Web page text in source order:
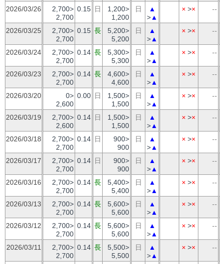
2026/03/26
2,700>
2,700
0.15 日
1,200>
1,200
日
▲
>▲
× >× --
2026/03/25
2,700>
2,700
0.15 長
5,200>
5,200
日
▲
>▲
× >× --
2026/03/24
2,700>
2,700
0.14 長
5,300>
5,300
日
▲
>▲
× >× --
2026/03/23
2,700>
2,700
0.14 長
4,600>
4,600
日
▲
>▲
× >× --
2026/03/20
0>
2,600
0.00 日
1,500>
1,500
日
▲
>▲
× >× --
2026/03/19
2,700>
2,600
0.14 日
1,500>
1,500
日
▲
>▲
× >× --
2026/03/18
2,700>
2,700
0.14 日
900>
900
日
▲
>▲
× >× --
2026/03/17
2,700>
2,700
0.14 日
900>
900
日
▲
>▲
× >× --
2026/03/16
2,700>
2,700
0.14 長
5,400>
5,400
日
▲
>▲
× >× --
2026/03/13
2,700>
2,700
0.14 長
5,600>
5,600
日
▲
>▲
× >× --
2026/03/12
2,700>
2,700
0.14 長
5,600>
5,600
日
▲
>▲
× >× --
2026/03/11
2,700>
2,700
0.14 長
5,500>
5,500
日
▲
>▲
× >× --